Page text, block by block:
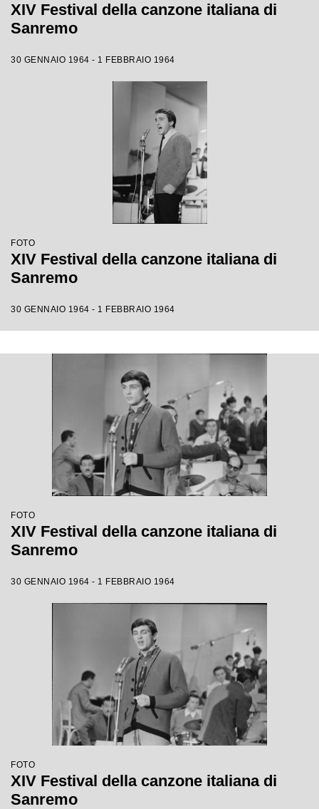
XIV Festival della canzone italiana di
Sanremo
30 GENNAIO 1964 - 1 FEBBRAIO 1964
FOTO
XIV Festival della canzone italiana di
Sanremo
30 GENNAIO 1964 - 1 FEBBRAIO 1964
FOTO
XIV Festival della canzone italiana di
Sanremo
30 GENNAIO 1964 - 1 FEBBRAIO 1964
FOTO
XIV Festival della canzone italiana di
Sanremo